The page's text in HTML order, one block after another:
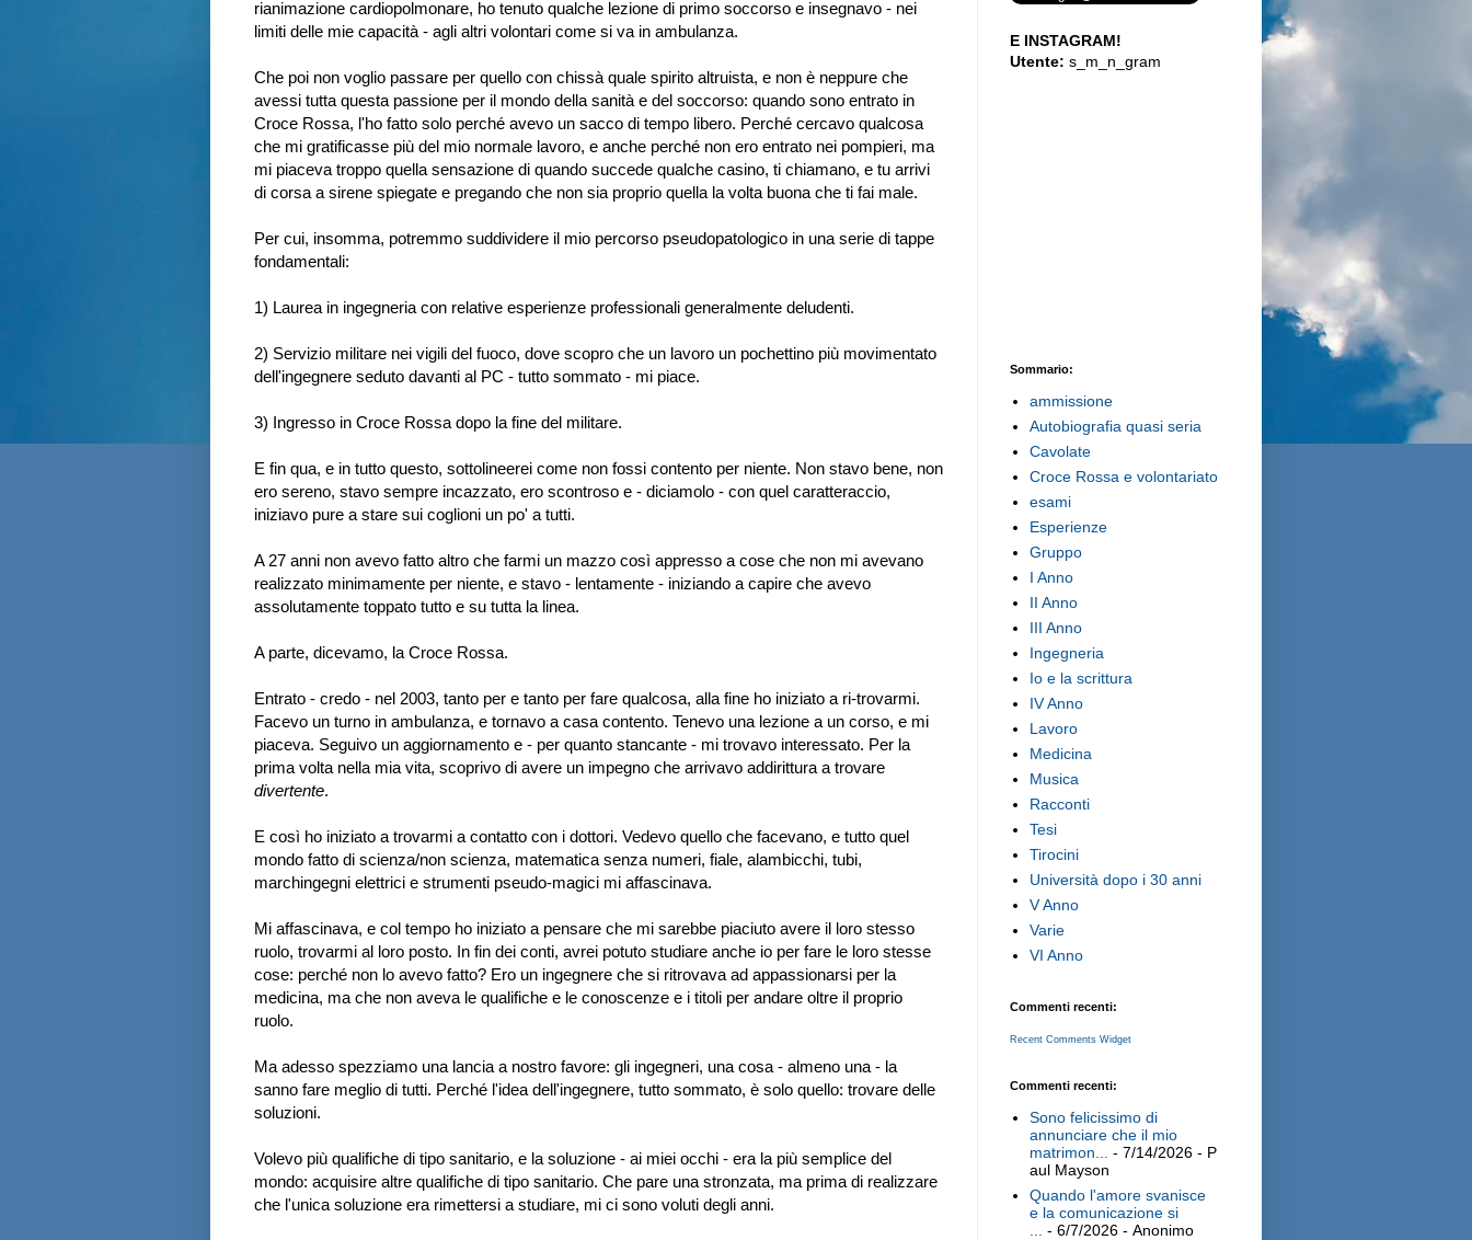
rianimazione cardiopolmonare, ho tenuto qualche lezione di primo soccorso e insegnavo - nei
limiti delle mie capacità - agli altri volontari come si va in ambulanza.
Che poi non voglio passare per quello con chissà quale spirito altruista, e non è neppure che
avessi tutta questa passione per il mondo della sanità e del soccorso: quando sono entrato in
Croce Rossa, l'ho fatto solo perché avevo un sacco di tempo libero. Perché cercavo qualcosa
che mi gratificasse più del mio normale lavoro, e anche perché non ero entrato nei pompieri, ma
mi piaceva troppo quella sensazione di quando succede qualche casino, ti chiamano, e tu arrivi
di corsa a sirene spiegate e pregando che non sia proprio quella la volta buona che ti fai male.
Per cui, insomma, potremmo suddividere il mio percorso pseudopatologico in una serie di tappe
fondamentali:
1) Laurea in ingegneria con relative esperienze professionali generalmente deludenti.
2) Servizio militare nei vigili del fuoco, dove scopro che un lavoro un pochettino più movimentato
dell'ingegnere seduto davanti al PC - tutto sommato - mi piace.
3) Ingresso in Croce Rossa dopo la fine del militare.
E fin qua, e in tutto questo, sottolineerei come non fossi contento per niente. Non stavo bene, non
ero sereno, stavo sempre incazzato, ero scontroso e - diciamolo - con quel caratteraccio,
iniziavo pure a stare sui coglioni un po' a tutti.
A 27 anni non avevo fatto altro che farmi un mazzo così appresso a cose che non mi avevano
realizzato minimamente per niente, e stavo - lentamente - iniziando a capire che avevo
assolutamente toppato tutto e su tutta la linea.
A parte, dicevamo, la Croce Rossa.
Entrato - credo - nel 2003, tanto per e tanto per fare qualcosa, alla fine ho iniziato a ri-trovarmi.
Facevo un turno in ambulanza, e tornavo a casa contento. Tenevo una lezione a un corso, e mi
piaceva. Seguivo un aggiornamento e - per quanto stancante - mi trovavo interessato. Per la
prima volta nella mia vita, scoprivo di avere un impegno che arrivavo addirittura a trovare
divertente.
E così ho iniziato a trovarmi a contatto con i dottori. Vedevo quello che facevano, e tutto quel
mondo fatto di scienza/non scienza, matematica senza numeri, fiale, alambicchi, tubi,
marchingegni elettrici e strumenti pseudo-magici mi affascinava.
Mi affascinava, e col tempo ho iniziato a pensare che mi sarebbe piaciuto avere il loro stesso
ruolo, trovarmi al loro posto. In fin dei conti, avrei potuto studiare anche io per fare le loro stesse
cose: perché non lo avevo fatto? Ero un ingegnere che si ritrovava ad appassionarsi per la
medicina, ma che non aveva le qualifiche e le conoscenze e i titoli per andare oltre il proprio
ruolo.
Ma adesso spezziamo una lancia a nostro favore: gli ingegneri, una cosa - almeno una - la
sanno fare meglio di tutti. Perché l'idea dell'ingegnere, tutto sommato, è solo quello: trovare delle
soluzioni.
Volevo più qualifiche di tipo sanitario, e la soluzione - ai miei occhi - era la più semplice del
mondo: acquisire altre qualifiche di tipo sanitario. Che pare una stronzata, ma prima di realizzare
che l'unica soluzione era rimettersi a studiare, mi ci sono voluti degli anni.
E INSTAGRAM!
Utente: s_m_n_gram
Sommario:
ammissione
Autobiografia quasi seria
Cavolate
Croce Rossa e volontariato
esami
Esperienze
Gruppo
I Anno
II Anno
III Anno
Ingegneria
Io e la scrittura
IV Anno
Lavoro
Medicina
Musica
Racconti
Tesi
Tirocini
Università dopo i 30 anni
V Anno
Varie
VI Anno
Commenti recenti:
Recent Comments Widget
Commenti recenti:
Sono felicissimo di
annunciare che il mio
matrimon...
- 7/14/2026- P
aul Mayson
Quando l'amore svanisce
e la comunicazione si
- 6/7/2026- Anonimo